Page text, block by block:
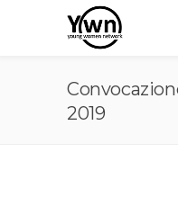
2019